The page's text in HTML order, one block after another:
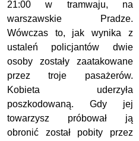
21:00 w tramwaju, na
warszawskie Pradze.
Wówczas to, jak wynika z
ustaleń policjantów dwie
osoby zostały zaatakowane
przez troje pasażerów.
Kobieta uderzyła
poszkodowaną. Gdy jej
towarzysz próbował ją
obronić został pobity przez